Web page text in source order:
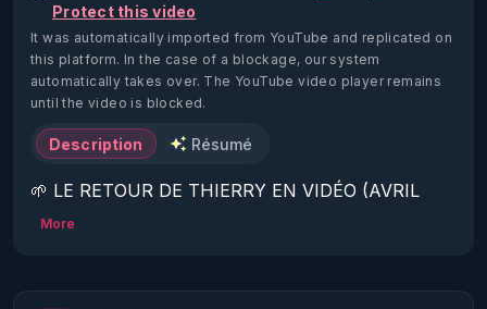
Protect this video
It was automatically imported from YouTube and replicated on
this platform. In the case of a blockage, our system
automatically takes over. The YouTube video player remains
until the video is blocked.
Description Résumé
🌱 LE RETOUR DE THIERRY EN VIDÉO (AVRIL
2022)!
https://www.rgnr.fr/presentation.html
More